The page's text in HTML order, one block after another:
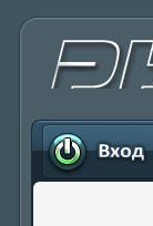
Вход